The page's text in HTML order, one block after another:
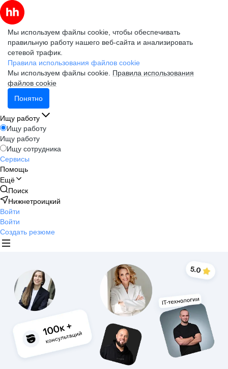
Мы используем файлы cookie, чтобы обеспечивать
правильную работу нашего веб-сайта и анализировать
сетевой трафик.
Правила использования файлов cookie
Мы используем файлы cookie. Правила использования
файлов cookie
Понятно
Ищу работу
Ищу работу
Ищу работу
Ищу сотрудника
Сервисы
Помощь
Ещё
Поиск
Нижнетроицкий
Войти
Войти
Создать резюме